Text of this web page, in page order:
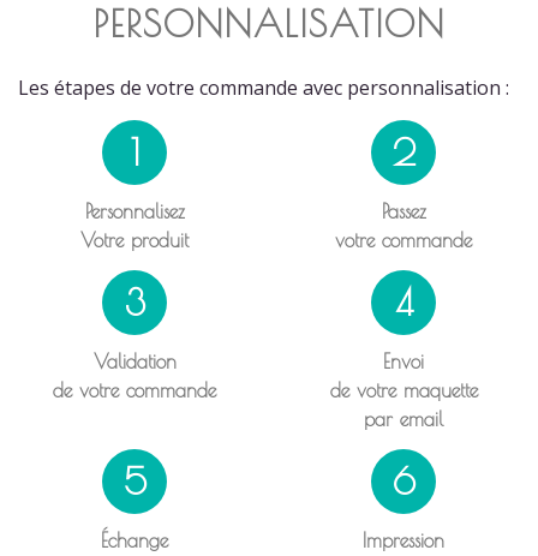
PERSONNALISATION
Les étapes de votre commande avec personnalisation :
1
Personnalisez
Votre produit
2
Passez
votre commande
3
Validation
de votre commande
4
Envoi
de votre maquette
par email
5
Échange
6
Impression